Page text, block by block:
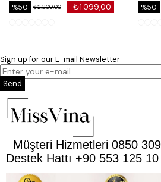
₺1.099,00
₺2.200,00
%50 %50
Sign up for our E-mail Newsletter
Send
Müşteri Hizmetleri 0850
Destek Hattı +90 553 125 10